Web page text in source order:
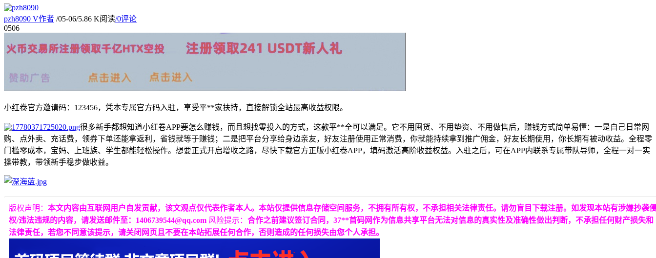
pzh8090 V作者 /05-06/5.86 K阅读/0评论
0506
小红卷官方邀请码：123456，凭本专属官方码入驻，享受平**家扶持，直接解锁全站最高收益权限。
很多新手都想知道小红卷APP要怎么赚钱，而且想找零投入的方式，这款平**全可以满足。它不用囤货、不用垫资、不用做售后，赚钱方式简单易懂：一是自己日常网
购、点外卖、充话费，领券下单还能拿返利，省钱就等于赚钱；二是把平台分享给身边亲友，好友注册使用正常消费，你就能持续拿到推广佣金，好友长期使用，你长期有被动收益。全程零
门槛零成本，宝妈、上班族、学生都能轻松操作。想要正式开启增收之路，尽快下载官方正版小红卷APP，填码激活高阶收益权益。入驻之后，可在APP内联系专属带队导师，全程一对一实
操带教，带领新手稳步做收益。
版权声明： 本文内容由互联网用户自发贡献，该文观点仅代表作者本人。本站仅提供信息存储空间服务，不拥有所有权，不承担相关法律责任。请勿盲目下载注册。如发现本站有涉嫌抄袭
权/违法违规的内容，请发送邮件至：1406739544@qq.com 风险提示： 合作之前建议签订合同，37**首码网作为信息共享平台无法对信息的真实性及准确性做出判断，不承担任何财产损失和
法律责任，若您不同意该提示，请关闭网页且不要在本站拓展任何合作，否则造成的任何损失由您个人承担。